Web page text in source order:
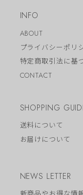
INFO
ABOUT
プライバシーポリ
特定商取引法に基
CONTACT
SHOPPING
送料について
お届けについて
NEWS LETTER